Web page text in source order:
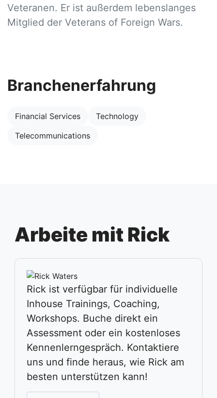
Veteranen. Er ist außerdem lebenslanges
Mitglied der Veterans of Foreign Wars.
Branchenerfahrung
Financial Services
Technology
Telecommunications
Arbeite mit Rick
Rick ist verfügbar für individuelle
Inhouse Trainings, Coaching,
Workshops. Buche direkt ein
Assessment oder ein kostenloses
Kennenlerngespräch. Kontaktiere
uns und finde heraus, wie Rick am
besten unterstützen kann!